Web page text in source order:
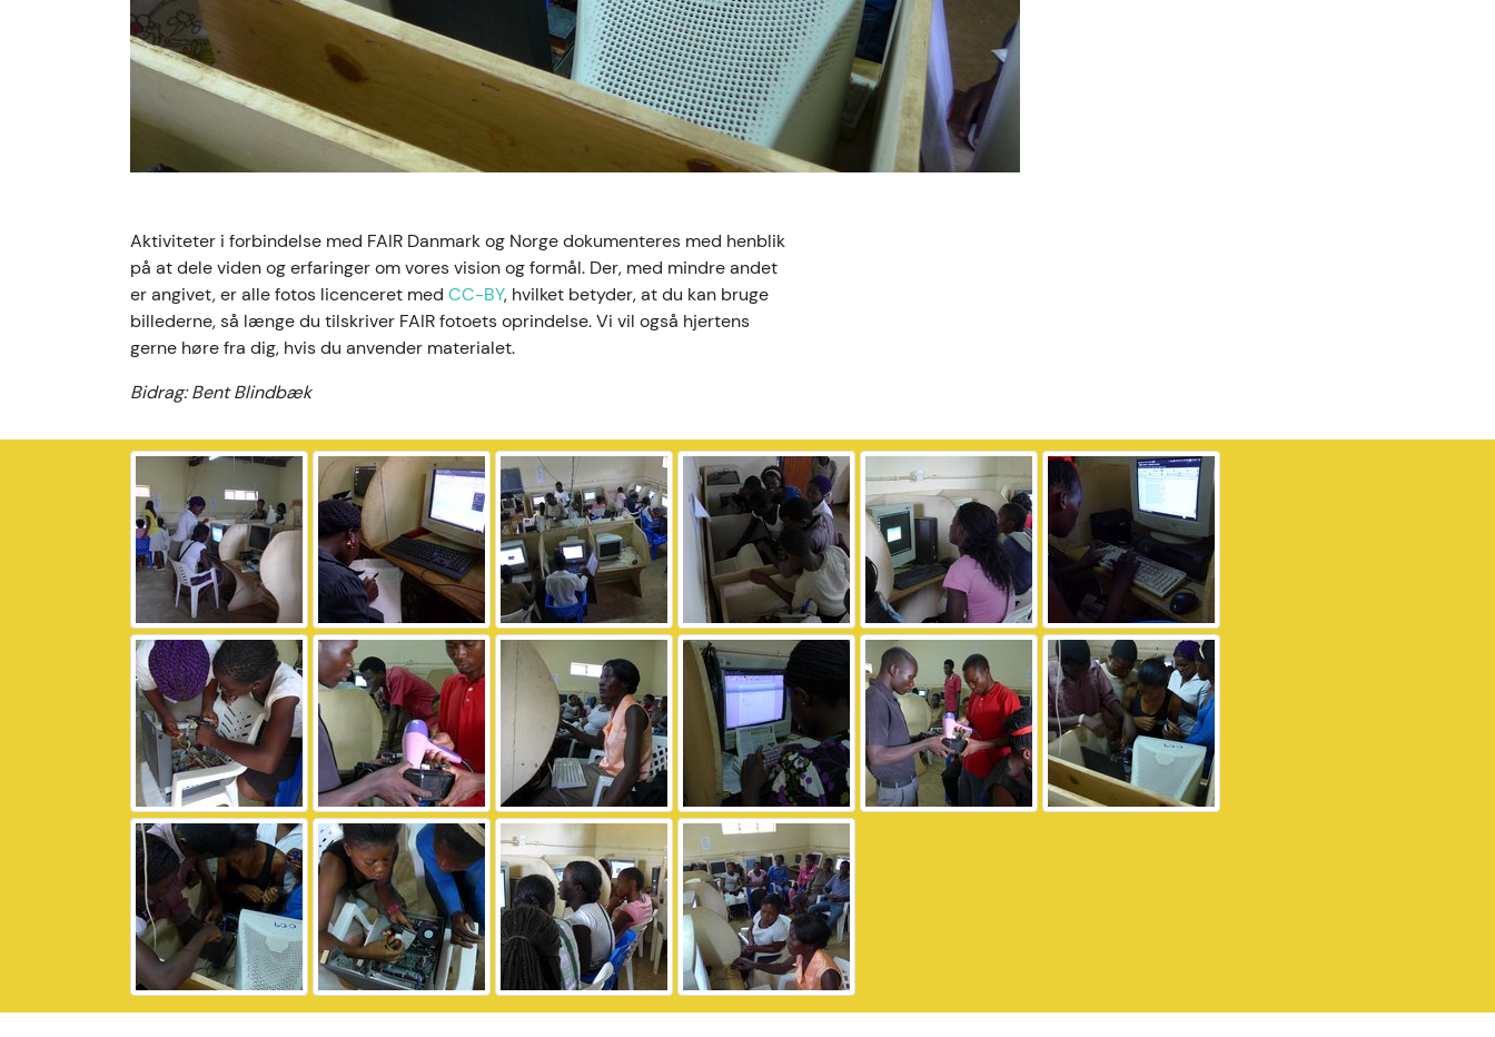
Aktiviteter i forbindelse med FAIR Danmark og Norge dokumenteres med henblik
på at dele viden og erfaringer om vores vision og formål. Der, med mindre andet
er angivet, er alle fotos licenceret med CC-BY, hvilket betyder, at du kan bruge
billederne, så længe du tilskriver FAIR fotoets oprindelse. Vi vil også hjertens
gerne høre fra dig, hvis du anvender materialet.
Bidrag: Bent Blindbæk